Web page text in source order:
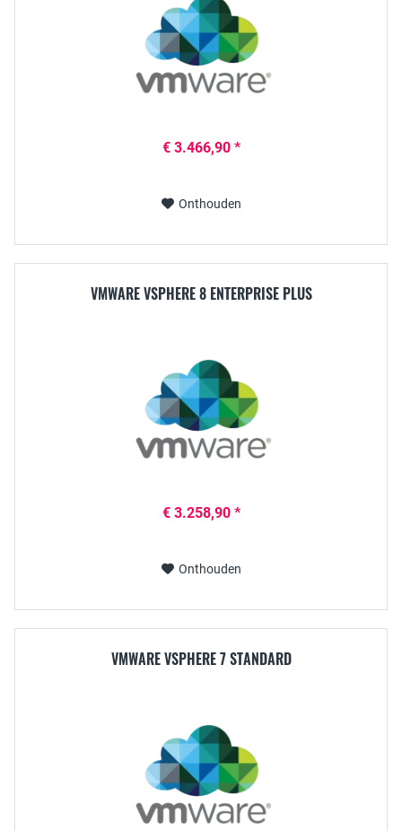
€ 3.466,90 *
Onthouden
VMWARE VSPHERE 8 ENTERPRISE PLUS
€ 3.258,90 *
Onthouden
VMWARE VSPHERE 7 STANDARD